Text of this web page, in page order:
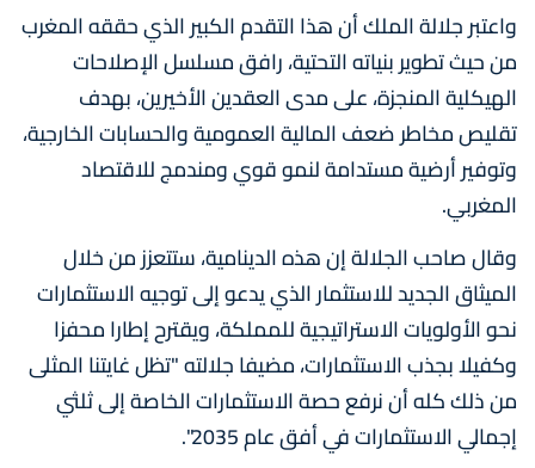
واعتبر جلالة الملك أن هذا التقدم الكبير الذي حققه المغرب
من حيث تطوير بنياته التحتية، رافق مسلسل الإصلاحات
الهيكلية المنجزة، على مدى العقدين الأخيرين، بهدف
تقليص مخاطر ضعف المالية العمومية والحسابات الخارجية،
وتوفير أرضية مستدامة لنمو قوي ومندمج للاقتصاد
المغربي.
وقال صاحب الجلالة إن هذه الدينامية، ستتعزز من خلال
الميثاق الجديد للاستثمار الذي يدعو إلى توجيه الاستثمارات
نحو الأولويات الاستراتيجية للمملكة، ويقترح إطارا محفزا
وكفيلا بجذب الاستثمارات، مضيفا جلالته "تظل غايتنا المثلى
من ذلك كله أن نرفع حصة الاستثمارات الخاصة إلى ثلثي
إجمالي الاستثمارات في أفق عام 2035".